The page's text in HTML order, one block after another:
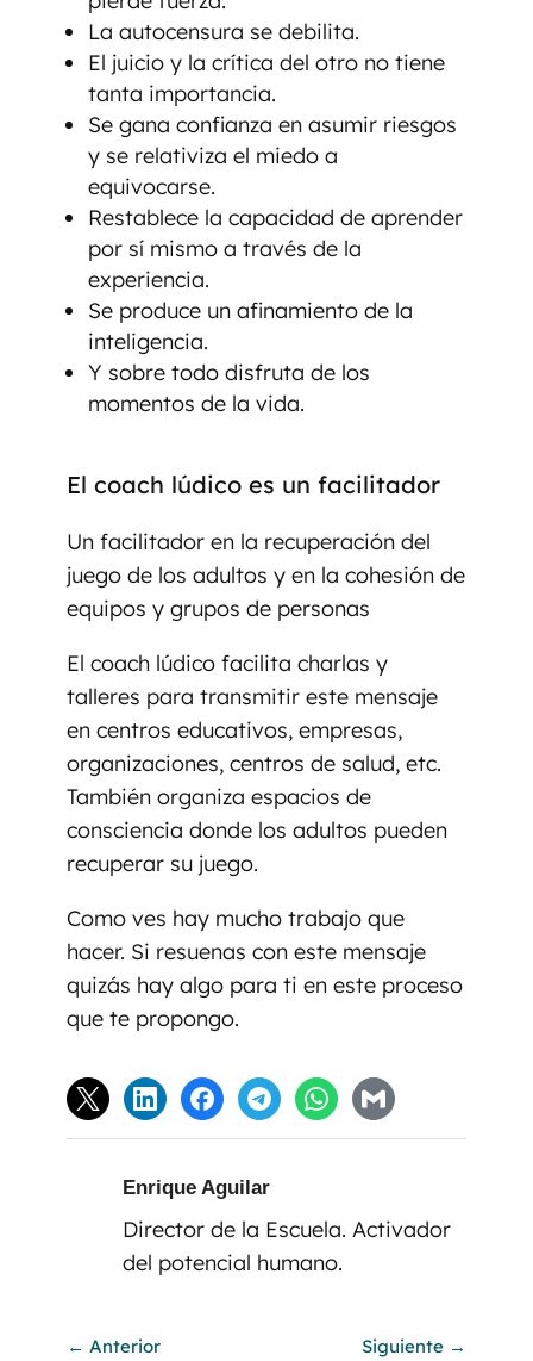
La autocensura se debilita.
El juicio y la crítica del otro no tiene
tanta importancia.
Se gana confianza en asumir riesgos
y se relativiza el miedo a
equivocarse.
Restablece la capacidad de aprender
por sí mismo a través de la
experiencia.
Se produce un afinamiento de la
inteligencia.
Y sobre todo disfruta de los
momentos de la vida.
El coach lúdico es un facilitador
Un facilitador en la recuperación del
juego de los adultos y en la cohesión de
equipos y grupos de personas
El coach lúdico facilita charlas y
talleres para transmitir este mensaje
en centros educativos, empresas,
organizaciones, centros de salud, etc.
También organiza espacios de
consciencia donde los adultos pueden
recuperar su juego.
Como ves hay mucho trabajo que
hacer. Si resuenas con este mensaje
quizás hay algo para ti en este proceso
que te propongo.
Enrique Aguilar
Director de la Escuela. Activador
del potencial humano.
← Anterior Siguiente →